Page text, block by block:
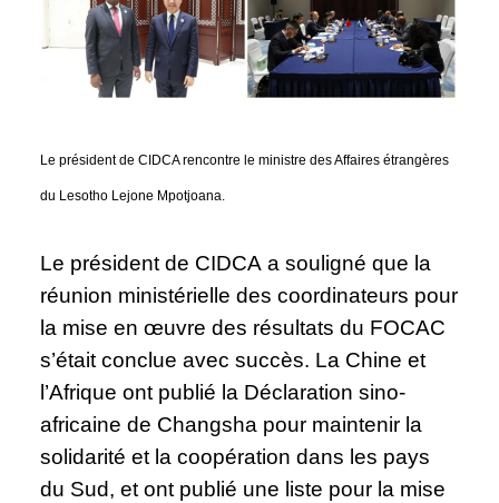
Le président de CIDCA rencontre le ministre des Affaires étrangères
du Lesotho Lejone Mpotjoana.
Le président de CIDCA a souligné que la
réunion ministérielle des coordinateurs pour
la mise en œuvre des résultats du FOCAC
s’était conclue avec succès. La Chine et
l’Afrique ont publié la Déclaration sino-
africaine de Changsha pour maintenir la
solidarité et la coopération dans les pays
du Sud, et ont publié une liste pour la mise